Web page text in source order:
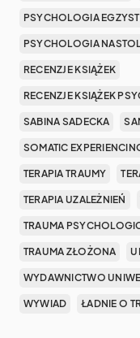
PSYCHOLOGIA
PSYCHOLOGIA
RECENZJE KSIĄŻEK
RECENZJE KSIĄŻEK
SABINA SADECKA
SOMATIC
TERAPIA TRAUMY
TERAPIA UZALEŻNIEŃ
TRAUMA
TRAUMA ZŁOŻONA
WYDAWNICTWO
WYWIAD ŁADNIE O